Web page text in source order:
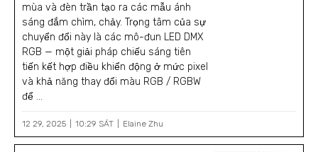
mùa và đèn trần tạo ra các mẫu ánh
sáng đắm chìm, chảy. Trọng tâm của sự
chuyển đổi này là các mô-đun LED DMX
RGB — một giải pháp chiếu sáng tiên
tiến kết hợp điều khiển động ở mức pixel
và khả năng thay đổi màu RGB / RGBW
để ...
12 29, 2025 10:29 SÁT Elaine Zhu